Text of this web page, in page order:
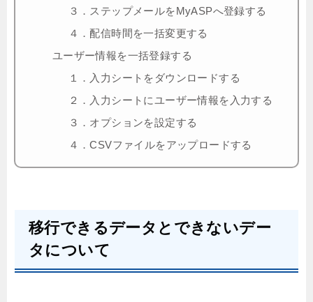
３．ステップメールをMyASPへ登録する
４．配信時間を一括変更する
ユーザー情報を一括登録する
１．入力シートをダウンロードする
２．入力シートにユーザー情報を入力する
３．オプションを設定する
４．CSVファイルをアップロードする
移行できるデータとできないデー
タについて